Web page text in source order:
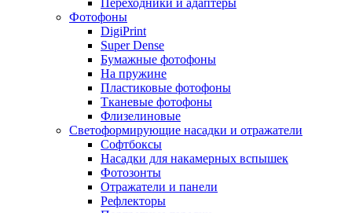
Переходники и адаптеры
Фотофоны
DigiPrint
Super Dense
Бумажные фотофоны
На пружине
Пластиковые фотофоны
Тканевые фотофоны
Флизелиновые
Светоформирующие насадки и отражатели
Софтбоксы
Насадки для накамерных вспышек
Фотозонты
Отражатели и панели
Рефлекторы